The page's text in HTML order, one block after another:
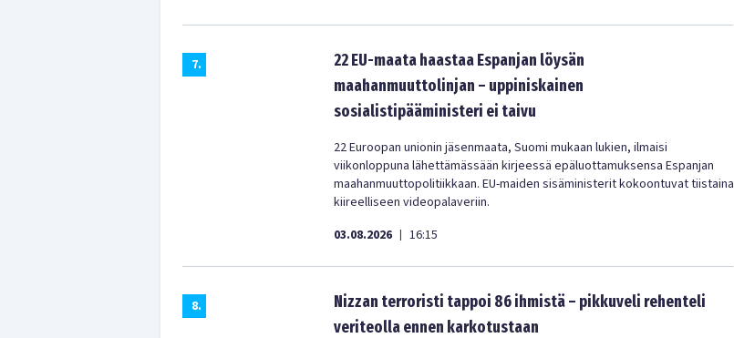
7.
22 EU-maata haastaa Espanjan löysän
maahanmuuttolinjan – uppiniskainen
sosialistipääministeri ei taivu
22 Euroopan unionin jäsenmaata, Suomi mukaan lukien, ilmaisi
viikonloppuna lähettämässään kirjeessä epäluottamuksensa Espanjan
maahanmuuttopolitiikkaan. EU-maiden sisäministerit kokoontuvat tiistaina
kiireelliseen videopalaveriin.
03.08.2026 | 16:15
8.
Nizzan terroristi tappoi 86 ihmistä – pikkuveli rehenteli
veriteolla ennen karkotustaan